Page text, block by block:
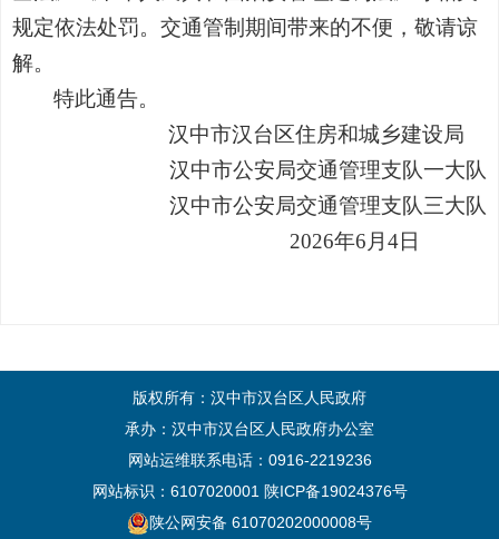
规定依法处罚。交通管制期间带来的不便，敬请谅
解。
特此通告。
汉中市汉台区住房和城乡建设局
汉中市公安局交通管理支队一大队
汉中市公安局交通管理支队三大队
2026年6月4日
版权所有：汉中市汉台区人民政府
承办：汉中市汉台区人民政府办公室
网站运维联系电话：0916-2219236
网站标识：6107020001 陕ICP备19024376号
陕公网安备 61070202000008号